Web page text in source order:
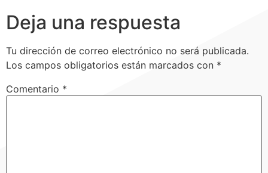
Deja una respuesta
Tu dirección de correo electrónico no será publicada.
Los campos obligatorios están marcados con *
Comentario *